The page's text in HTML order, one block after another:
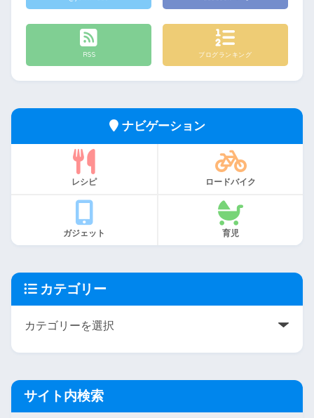
RSS ブログランキング
ナビゲーション
レシピ ロードバイク
ガジェット 育児
カテゴリー
サイト内検索